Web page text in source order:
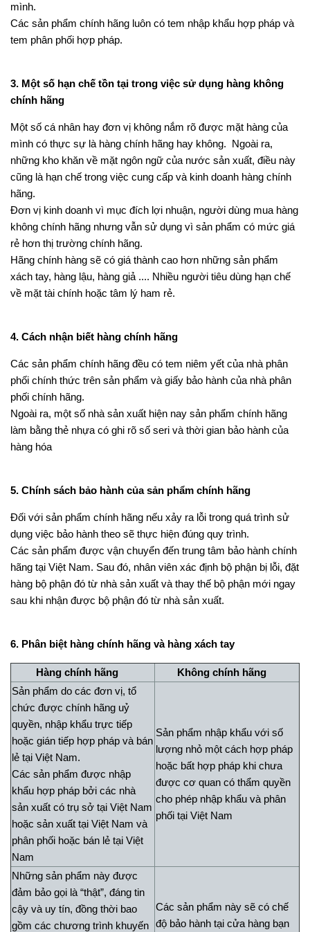
mình.
Các sản phẩm chính hãng luôn có tem nhập khẩu hợp pháp và
tem phân phối hợp pháp.
3. Một số hạn chế tồn tại trong việc sử dụng hàng không
chính hãng
Một số cá nhân hay đơn vị không nắm rõ được mặt hàng của
mình có thực sự là hàng chính hãng hay không. Ngoài ra,
những kho khăn về mặt ngôn ngữ của nước sản xuất, điều này
cũng là hạn chế trong việc cung cấp và kinh doanh hàng chính
hãng.
Đơn vị kinh doanh vì mục đích lợi nhuận, người dùng mua hàng
không chính hãng nhưng vẫn sử dụng vì sản phẩm có mức giá
rẻ hơn thị trường chính hãng.
Hãng chính hàng sẽ có giá thành cao hơn những sản phẩm
xách tay, hàng lậu, hàng giả .... Nhiều người tiêu dùng hạn chế
về mặt tài chính hoặc tâm lý ham rẻ.
4. Cách nhận biết hàng chính hãng
Các sản phẩm chính hãng đều có tem niêm yết của nhà phân
phối chính thức trên sản phẩm và giấy bảo hành của nhà phân
phối chính hãng.
Ngoài ra, một số nhà sản xuất hiện nay sản phẩm chính hãng
làm bằng thẻ nhựa có ghi rõ số seri và thời gian bảo hành của
hàng hóa
5. Chính sách bảo hành của sản phẩm chính hãng
Đối với sản phẩm chính hãng nếu xảy ra lỗi trong quá trình sử
dụng việc bảo hành theo sẽ thực hiện đúng quy trình.
Các sản phẩm được vận chuyển đến trung tâm bảo hành chính
hãng tại Việt Nam. Sau đó, nhân viên xác định bộ phận bị lỗi, đặt
hàng bộ phận đó từ nhà sản xuất và thay thế bộ phận mới ngay
sau khi nhận được bộ phận đó từ nhà sản xuất.
6. Phân biệt hàng chính hãng và hàng xách tay
Hàng chính hãng
Không chính hãng
Sản phẩm do các đơn vị, tổ
chức được chính hãng uỷ
quyền, nhập khẩu trực tiếp
hoặc gián tiếp hợp pháp và bán
lẻ tại Việt Nam.
Các sản phẩm được nhập
khẩu hợp pháp bởi các nhà
sản xuất có trụ sở tại Việt Nam
hoặc sản xuất tại Việt Nam và
phân phối hoặc bán lẻ tại Việt
Nam
Sản phẩm nhập khẩu với số
lượng nhỏ một cách hợp pháp
hoặc bất hợp pháp khi chưa
được cơ quan có thẩm quyền
cho phép nhập khẩu và phân
phối tại Việt Nam
Những sản phẩm này được
đảm bảo gọi là “thật”, đáng tin
cậy và uy tín, đồng thời bao
gồm các chương trình khuyến
Các sản phẩm này sẽ có chế
độ bảo hành tại cửa hàng bạn